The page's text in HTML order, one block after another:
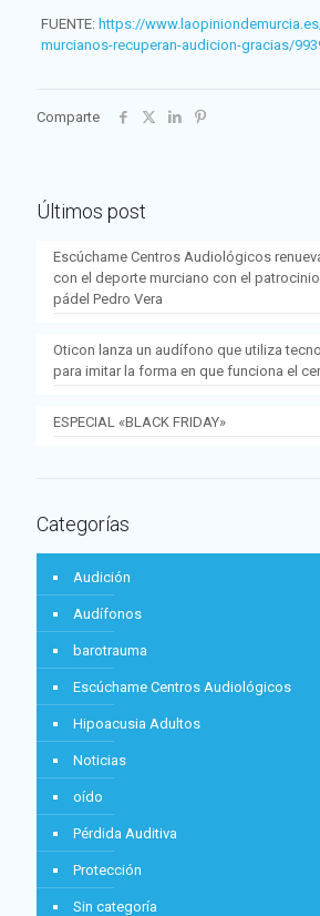
FUENTE: https://
murcianos-recuperan-audicion-gracias/
Comparte
Últimos post
Escúchame Centros Audiológicos
con el deporte murciano con el
pádel Pedro Vera
Oticon lanza un audífono que utiliza
para imitar la forma en que funciona el
ESPECIAL «BLACK FRIDAY»
Categorías
Audición
Audífonos
barotrauma
Escúchame Centros Audiológicos
Hipoacusia Adultos
Noticias
oído
Pérdida Auditiva
Protección
Sin categoría